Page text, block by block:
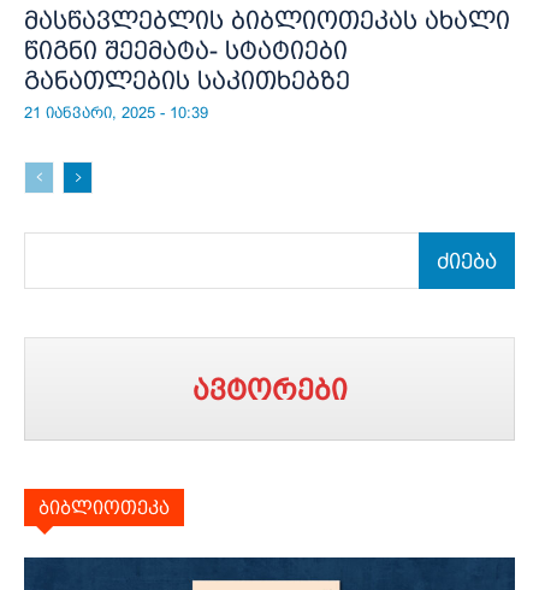
მასწავლებლის ბიბლიოთეკას ახალი
წიგნი შეემატა- სტატიები
განათლების საკითხებზე
21 იანვარი, 2025 - 10:39
ძიება
ავტორები
ბიბლიოთეკა